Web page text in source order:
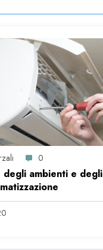
0
degli ambienti e degli